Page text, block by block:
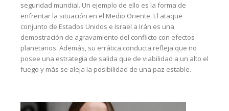
seguridad mundial. Un ejemplo de ello es la forma de
enfrentar la situación en el Medio Oriente. El ataque
conjunto de Estados Unidos e Israel a Irán es una
demostración de agravamiento del conflicto con efectos
planetarios. Además, su errática conducta refleja que no
posee una estrategia de salida que de viabilidad a un alto el
fuego y más se aleja la posibilidad de una paz estable.